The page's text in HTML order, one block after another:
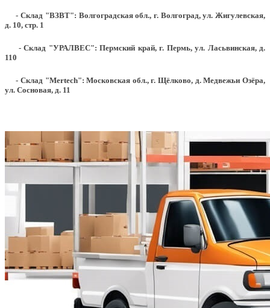
- Склад "ВЗВТ": Волгоградская обл., г. Волгоград, ул. Жигулевская,
д. 10, стр. 1
- Склад "УРАЛВЕС": Пермский край, г. Пермь, ул. Ласьвинская, д.
110
- Склад "Mertech": Московская обл., г. Щёлково, д. Медвежьи Озёра,
ул. Сосновая, д. 11